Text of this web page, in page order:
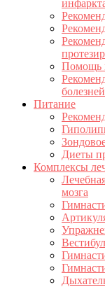
Помощь
Питание
Диеты
Комплексы
мозга